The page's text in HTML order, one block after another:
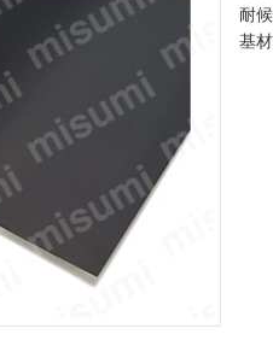
耐
基